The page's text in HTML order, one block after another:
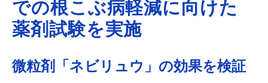
での根こぶ病軽減に向けた
薬剤試験を実施
微粒剤「ネビリュウ」の効果を検証